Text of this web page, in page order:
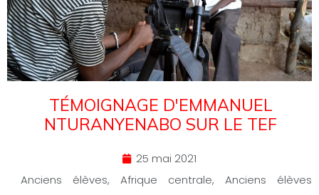
TÉMOIGNAGE D'EMMANUEL
NTURANYENABO SUR LE TEF
25 mai 2021
Anciens élèves, Afrique centrale, Anciens élèves